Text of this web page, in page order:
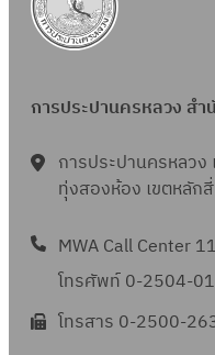
การประปานครหลวง ส
การประปานครหลว
ทุ่งสองห้อง เขตหลัก
MWA Call Center
โทรศัพท์ 0-2504-
โทรสาร 0-2500-